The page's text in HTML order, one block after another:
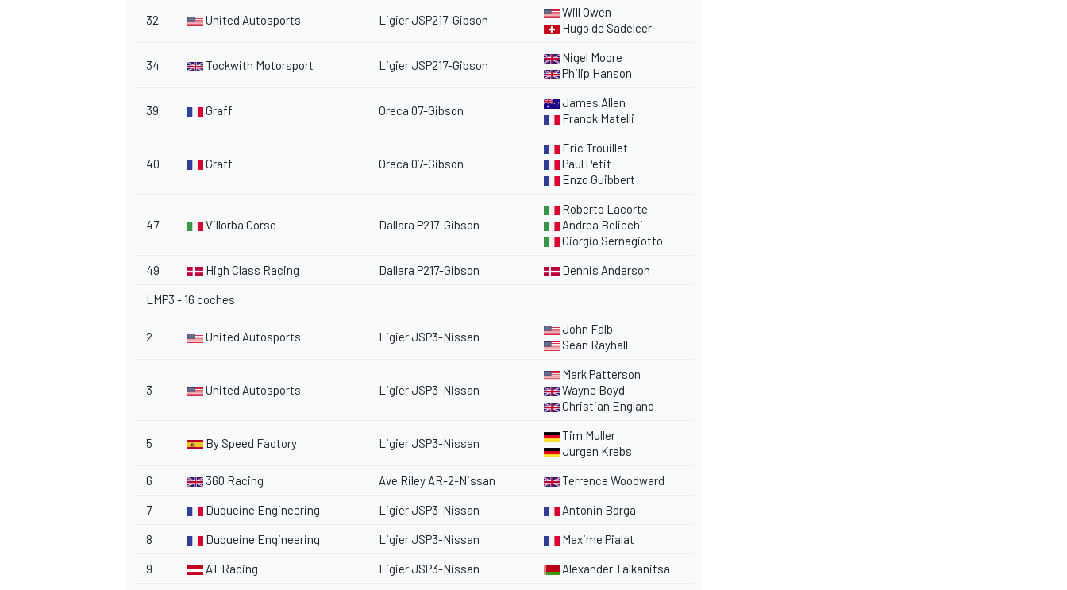
32 United Autosports Ligier JSP217-Gibson
Will Owen
Hugo de Sadeleer
34 Tockwith Motorsport Ligier JSP217-Gibson
Nigel Moore
Philip Hanson
39 Graff Oreca 07-Gibson
James Allen
Franck Matelli
40 Graff Oreca 07-Gibson
Eric Trouillet
Paul Petit
Enzo Guibbert
47 Villorba Corse Dallara P217-Gibson
Roberto Lacorte
Andrea Belicchi
Giorgio Sernagiotto
49 High Class Racing Dallara P217-Gibson Dennis Anderson
LMP3 - 16 coches
2 United Autosports Ligier JSP3-Nissan
John Falb
Sean Rayhall
3 United Autosports Ligier JSP3-Nissan
Mark Patterson
Wayne Boyd
Christian England
5 By Speed Factory Ligier JSP3-Nissan
Tim Muller
Jurgen Krebs
6 360 Racing Ave Riley AR-2-Nissan Terrence Woodward
7 Duqueine Engineering Ligier JSP3-Nissan Antonin Borga
8 Duqueine Engineering Ligier JSP3-Nissan Maxime Pialat
9 AT Racing Ligier JSP3-Nissan Alexander Talkanitsa